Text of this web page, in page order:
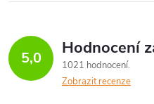
5,0 Hodnocení
1021 hodnocení
Zobrazit recenze